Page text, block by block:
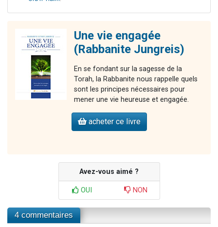
Une vie engagée
(Rabbanite Jungreis)
En se fondant sur la sagesse de la
Torah, la Rabbanite nous rappelle quels
sont les principes nécessaires pour
mener une vie heureuse et engagée.
acheter ce livre
Avez-vous aimé ?
OUI NON
4 commentaires